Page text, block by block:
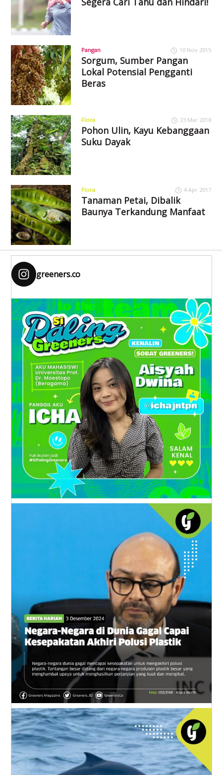
Pangan 10 Nov 2015
Sorgum, Sumber Pangan
Lokal Potensial Pengganti
Beras
Flora 23 Mar 2018
Pohon Ulin, Kayu Kebanggaan
Suku Dayak
Flora 4 Apr 2017
Tanaman Petai, Dibalik
Baunya Terkandung Manfaat
greeners.co